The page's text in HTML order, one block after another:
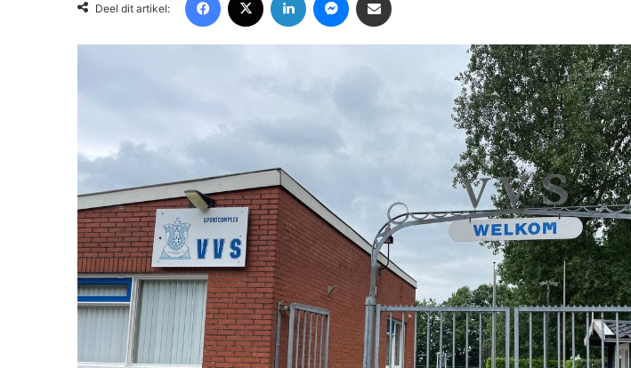
Deel dit artikel: